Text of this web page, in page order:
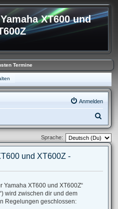
XT600 und
Termine
Anmelden
u
c
Sprache:
und XT600Z -
Yamaha XT600 und XT600Z“
wird zwischen dir und dem
Regelungen geschlossen: